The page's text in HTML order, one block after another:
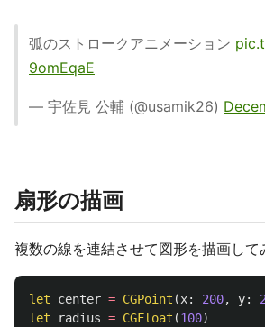
弧のストロークアニメーション
9omEqaE
— 宇佐見 公輔 (@usamik26)
扇形の描画
複数の線を連結させて図形を描画して
let center = CGPoint (x: 200, y:
let
radius = CGFloat (100)